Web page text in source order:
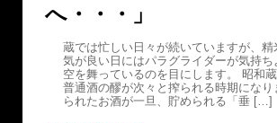
へ・・・」
蔵では忙しい日々が続いていますが、精
気が良い日にはパラグライダーが気持ち
空を舞っているのを目にします。 昭和蔵
普通酒の醪が次々と搾られる時期にな
られたお酒が一旦、貯められる「垂 […]